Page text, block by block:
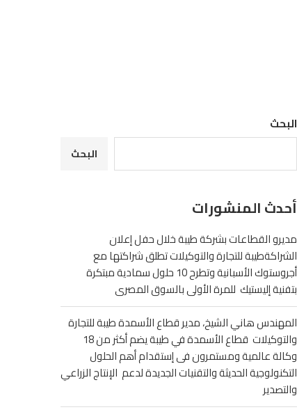
البحث
البحث
أحدث المنشورات
مديرو القطاعات بشركة طيبة خلال حفل إعلان
الشراكةطيبة للتجارة والتوكيلات تطلق شراكتها مع
أجروستوك الأسبانية وتطرح 10 حلول سمادية مبتكرة
بتفنية إليستيك للمرة الأولى بالسوق المصرى
المهندس هاني الشيخ، مدير قطاع الأسمدة طيبة للتجارة
والتوكيلات قطاع الأسمدة في طيبة يضم أكثر من 18
وكالة عالمية ومستمرون فى إستقدام أهم الحلول
التكنولوجية الحديثة والتقنيات الجديدة لدعم الإنتاج الزراعي
والتصدير